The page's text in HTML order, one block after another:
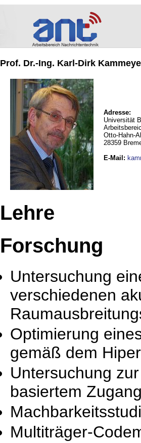
Prof. Dr.-Ing. Karl-Dirk
Adresse:
Universität
Otto-Hahn-
28359
E-Mail :
Lehre
Forschung
Untersuchung
verschiedenen
Optimierung
gemäß dem
Untersuchung
basiertem
Multiträger-